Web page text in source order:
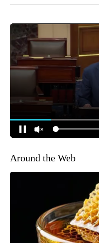
Around the Web